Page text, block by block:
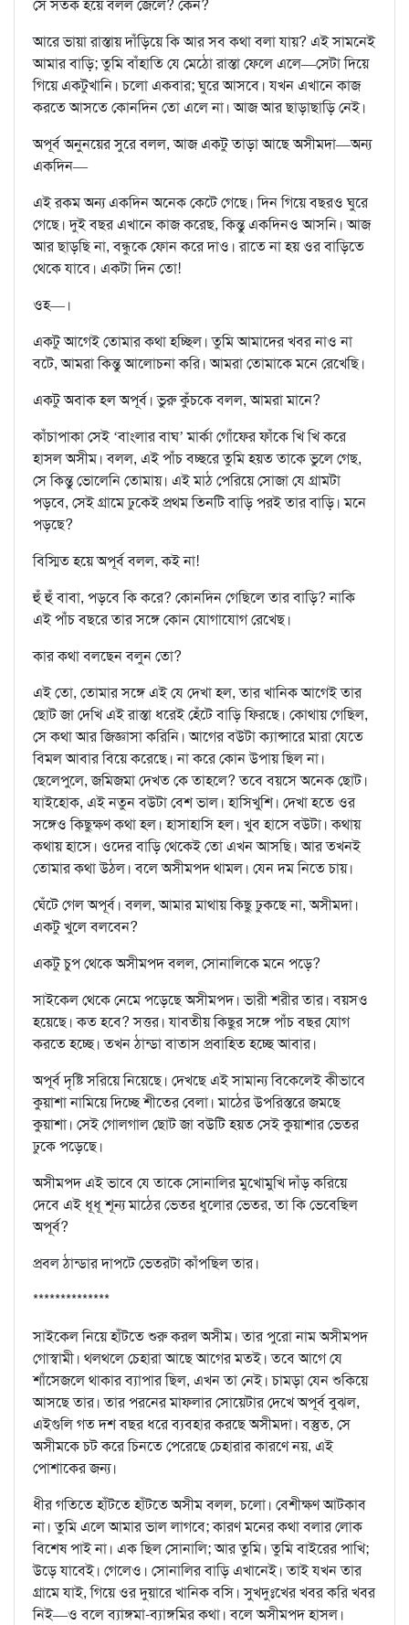
সে সতর্ক হয়ে বলল জেলে? কেন?
আরে ভায়া রাস্তায় দাঁড়িয়ে কি আর সব কথা বলা যায়? এই সামনেই
আমার বাড়ি; তুমি বাঁহাতি যে মেঠো রাস্তা ফেলে এলে—সেটা দিয়ে
গিয়ে একটুখানি। চলো একবার; ঘুরে আসবে। যখন এখানে কাজ
করতে আসতে কোনদিন তো এলে না। আজ আর ছাড়াছাড়ি নেই।
অপূর্ব অনুনয়ের সুরে বলল, আজ একটু তাড়া আছে অসীমদা—অন্য
একদিন—
এই রকম অন্য একদিন অনেক কেটে গেছে। দিন গিয়ে বছরও ঘুরে
গেছে। দুই বছর এখানে কাজ করেছ, কিন্তু একদিনও আসনি। আজ
আর ছাড়ছি না, বন্ধুকে ফোন করে দাও। রাতে না হয় ওর বাড়িতে
থেকে যাবে। একটা দিন তো!
ওহ—।
একটু আগেই তোমার কথা হচ্ছিল। তুমি আমাদের খবর নাও না
বটে, আমরা কিন্তু আলোচনা করি। আমরা তোমাকে মনে রেখেছি।
একটু অবাক হল অপূর্ব। ভুরু কুঁচকে বলল, আমরা মানে?
কাঁচাপাকা সেই ‘বাংলার বাঘ’ মার্কা গোঁফের ফাঁকে খি খি করে
হাসল অসীম। বলল, এই পাঁচ বচ্ছরে তুমি হয়ত তাকে ভুলে গেছ,
সে কিন্তু ভোলেনি তোমায়। এই মাঠ পেরিয়ে সোজা যে গ্রামটা
পড়বে, সেই গ্রামে ঢুকেই প্রথম তিনটি বাড়ি পরই তার বাড়ি। মনে
পড়ছে?
বিস্মিত হয়ে অপূর্ব বলল, কই না!
হুঁ হুঁ বাবা, পড়বে কি করে? কোনদিন গেছিলে তার বাড়ি? নাকি
এই পাঁচ বছরে তার সঙ্গে কোন যোগাযোগ রেখেছ।
কার কথা বলছেন বলুন তো?
এই তো, তোমার সঙ্গে এই যে দেখা হল, তার খানিক আগেই তার
ছোট জা দেখি এই রাস্তা ধরেই হেঁটে বাড়ি ফিরছে। কোথায় গেছিল,
সে কথা আর জিজ্ঞাসা করিনি। আগের বউটা ক্যান্সারে মারা যেতে
বিমল আবার বিয়ে করেছে। না করে কোন উপায় ছিল না।
ছেলেপুলে, জমিজমা দেখত কে তাহলে? তবে বয়সে অনেক ছোট।
যাইহোক, এই নতুন বউটা বেশ ভাল। হাসিখুশি। দেখা হতে ওর
সঙ্গেও কিছুক্ষণ কথা হল। হাসাহাসি হল। খুব হাসে বউটা। কথায়
কথায় হাসে। ওদের বাড়ি থেকেই তো এখন আসছি। আর তখনই
তোমার কথা উঠল। বলে অসীমপদ থামল। যেন দম নিতে চায়।
ঘেঁটে গেল অপূর্ব। বলল, আমার মাথায় কিছু ঢুকছে না, অসীমদা।
একটু খুলে বলবেন?
একটু চুপ থেকে অসীমপদ বলল, সোনালিকে মনে পড়ে?
সাইকেল থেকে নেমে পড়েছে অসীমপদ। ভারী শরীর তার। বয়সও
হয়েছে। কত হবে? সত্তর। যাবতীয় কিছুর সঙ্গে পাঁচ বছর যোগ
করতে হচ্ছে। তখন ঠান্ডা বাতাস প্রবাহিত হচ্ছে আবার।
অপূর্ব দৃষ্টি সরিয়ে নিয়েছে। দেখছে এই সামান্য বিকেলেই কীভাবে
কুয়াশা নামিয়ে দিচ্ছে শীতের বেলা। মাঠের উপরিস্তরে জমছে
কুয়াশা। সেই গোলগাল ছোট জা বউটি হয়ত সেই কুয়াশার ভেতর
ঢুকে পড়েছে।
অসীমপদ এই ভাবে যে তাকে সোনালির মুখোমুখি দাঁড় করিয়ে
দেবে এই ধূধূ শূন্য মাঠের ভেতর ধুলোর ভেতর, তা কি ভেবেছিল
অপূর্ব?
প্রবল ঠান্ডার দাপটে ভেতরটা কাঁপছিল তার।
**************
সাইকেল নিয়ে হাঁটতে শুরু করল অসীম। তার পুরো নাম অসীমপদ
গোস্বামী। থলথলে চেহারা আছে আগের মতই। তবে আগে যে
শাঁসেজলে থাকার ব্যাপার ছিল, এখন তা নেই। চামড়া যেন শুকিয়ে
আসছে তার। তার পরনের মাফলার সোয়েটার দেখে অপূর্ব বুঝল,
এইগুলি গত দশ বছর ধরে ব্যবহার করছে অসীমদা। বস্তুত, সে
অসীমকে চট করে চিনতে পেরেছে চেহারার কারণে নয়, এই
পোশাকের জন্য।
ধীর গতিতে হাঁটতে হাঁটতে অসীম বলল, চলো। বেশীক্ষণ আটকাব
না। তুমি এলে আমার ভাল লাগবে; কারণ মনের কথা বলার লোক
বিশেষ পাই না। এক ছিল সোনালি; আর তুমি। তুমি বাইরের পাখি;
উড়ে যাবেই। গেলেও। সোনালির বাড়ি এখানেই। তাই যখন তার
গ্রামে যাই, গিয়ে ওর দুয়ারে খানিক বসি। সুখদুঃখের খবর করি খবর
নিই—ও বলে ব্যাঙ্গমা-ব্যাঙ্গমির কথা। বলে অসীমপদ হাসল।